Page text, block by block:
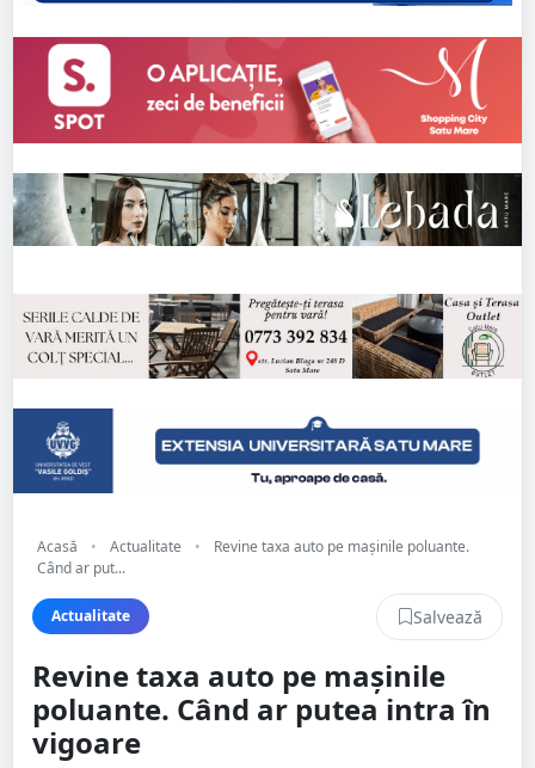
Acasă • Actualitate •
Revine taxa auto pe maşinile poluante.
Când ar put...
Actualitate Salvează
Revine taxa auto pe maşinile
poluante. Când ar putea intra în
vigoare